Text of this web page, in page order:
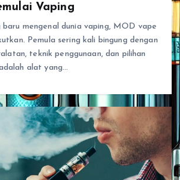
Vaping
baru mengenal dunia vaping, MOD vape
Pemula sering kali bingung dengan
teknik penggunaan, dan pilihan
alat yang…